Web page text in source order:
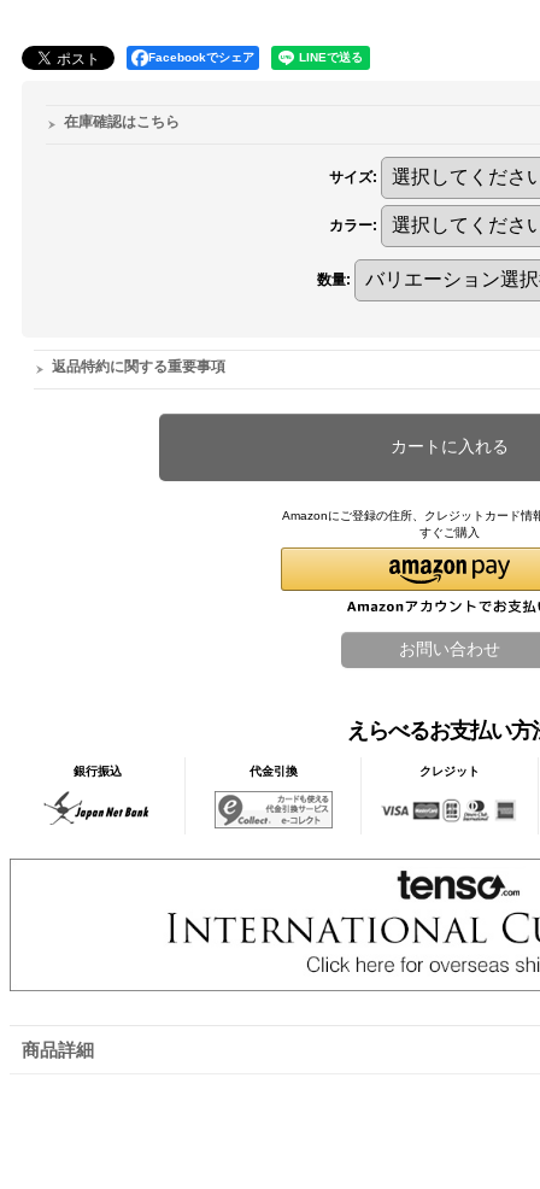
Facebookでシェア
在庫確認はこちら
サイズ:
カラー:
数量:
返品特約に関する重要事項
Amazonにご登録の住所、クレジットカード情
すぐご購入
えらべるお支払い方
銀行振込 代金引換 クレジット
商品詳細